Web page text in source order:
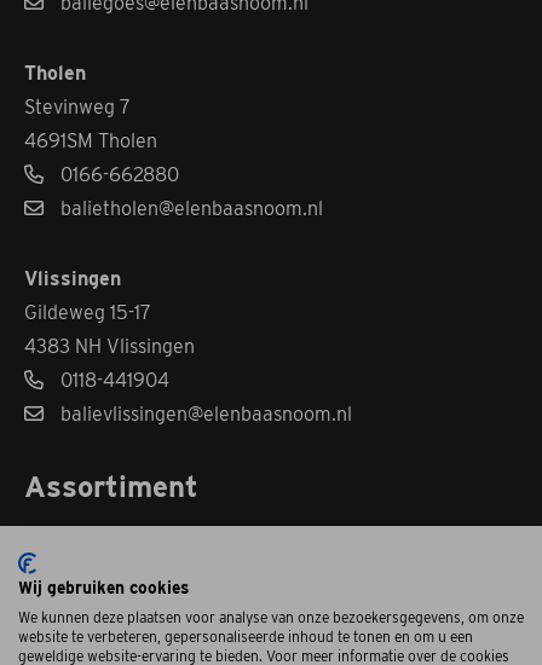
Tholen
Stevinweg 7
4691SM Tholen
0166-662880
balietholen@elenbaasnoom.nl
Vlissingen
Gildeweg 15-17
4383 NH Vlissingen
0118-441904
balievlissingen@elenbaasnoom.nl
Assortiment
Sectionaaldeuren
Puien voor de garage (Aluport)
Wij gebruiken cookies
We kunnen deze plaatsen voor analyse van onze bezoekersgegevens, om onze
website te verbeteren, gepersonaliseerde inhoud te tonen en om u een
geweldige website-ervaring te bieden. Voor meer informatie over de cookies